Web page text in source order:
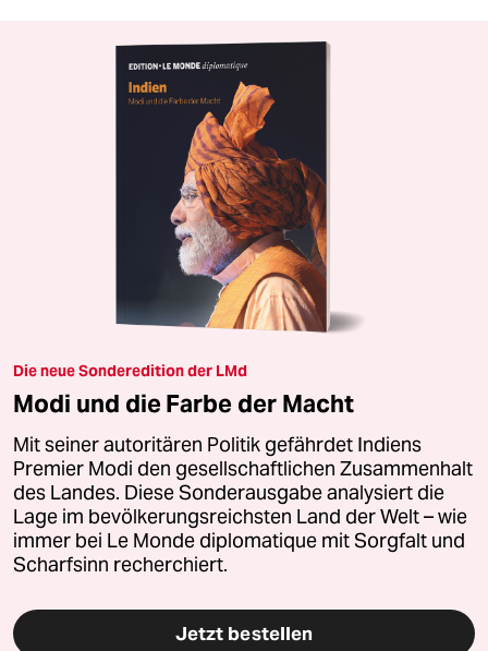
Die neue Sonderedition der LMd
Modi und die Farbe der Macht
Mit seiner autoritären Politik gefährdet Indiens
Premier Modi den gesellschaftlichen Zusammenhalt
des Landes. Diese Sonderausgabe analysiert die
Lage im bevölkerungsreichsten Land der Welt – wie
immer bei Le Monde diplomatique mit Sorgfalt und
Scharfsinn recherchiert.
Jetzt bestellen